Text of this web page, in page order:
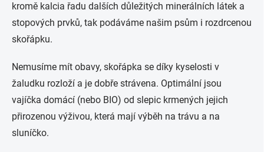
kromě kalcia řadu dalších důležitých minerálních látek a
stopových prvků, tak podáváme našim psům i rozdrcenou
skořápku.
Nemusíme mít obavy, skořápka se díky kyselosti v
žaludku rozloží a je dobře strávena. Optimální jsou
vajíčka domácí (nebo BIO) od slepic krmených jejich
přirozenou výživou, která mají výběh na trávu a na
sluníčko.